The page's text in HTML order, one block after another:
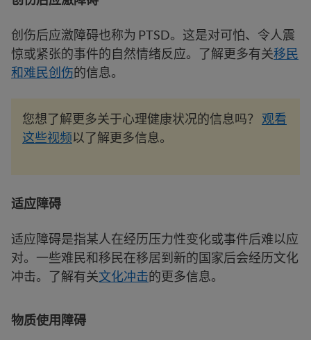
创伤后应激障碍也称为 PTSD。这是对可怕、令人震
惊或紧张的事件的自然情绪反应。了解更多有关移民
和难民创伤的信息。
您想了解更多关于心理健康状况的信息吗？ 观看
这些视频以了解更多信息。
适应障碍
适应障碍是指某人在经历压力性变化或事件后难以应
对。一些难民和移民在移居到新的国家后会经历文化
冲击。了解有关文化冲击的更多信息。
物质使用障碍